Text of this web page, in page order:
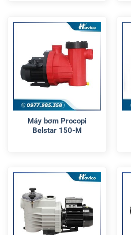
Máy bơm Procopi
Belstar 150-M